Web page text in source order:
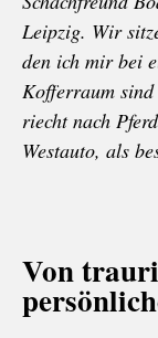
Leipzig. Wir
den ich mir bei
Kofferraum
riecht nach
Westauto, als
Von